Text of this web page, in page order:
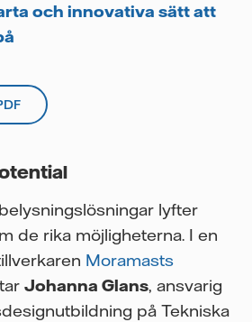
och innovativa sätt att
lyfter
de rika möjligheterna. I en
Moramasts
Johanna Glans, ansvarig
på Tekniska